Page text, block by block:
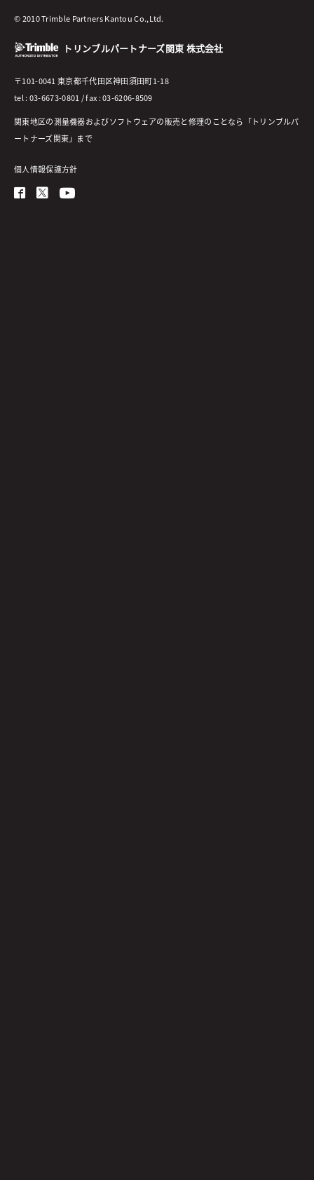
© 2010 Trimble Partners Kantou Co.,Ltd.
トリンブルパートナーズ関東 株式会社
〒101-0041 東京都千代田区神田須田町1-18
tel : 03-6673-0801 / fax : 03-6206-8509
関東地区の測量機器およびソフトウェアの販売と修理のことなら「トリンブルパ
ートナーズ関東」まで
個人情報保護方針